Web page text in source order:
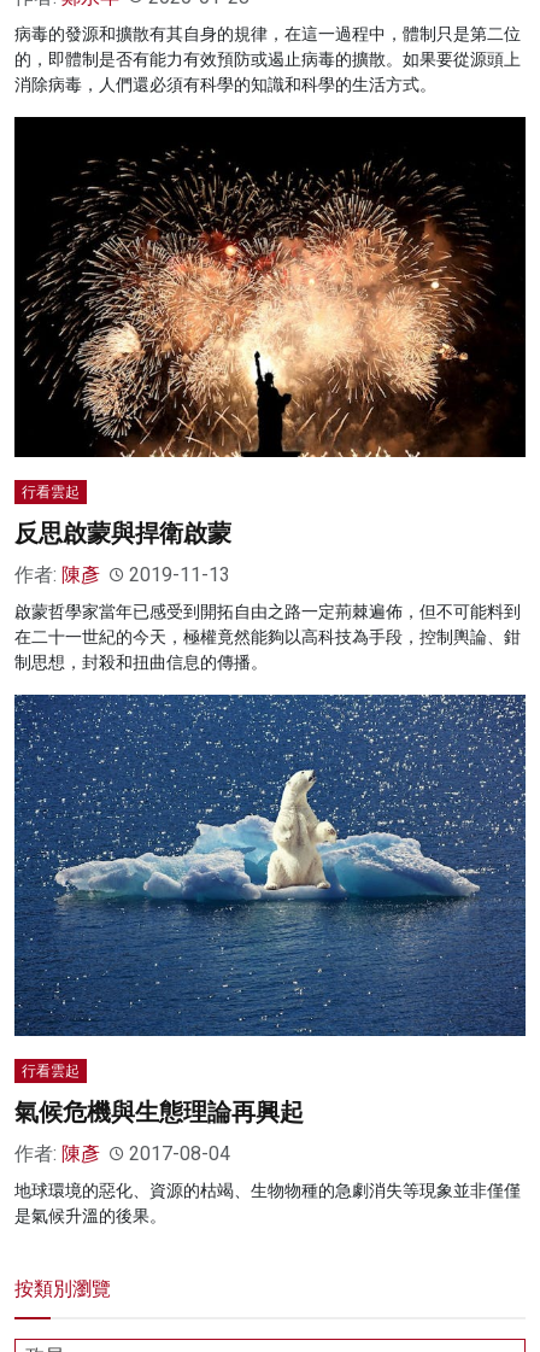
病毒的發源和擴散有其自身的規律，在這一過程中，體制只是第二位
的，即體制是否有能力有效預防或遏止病毒的擴散。如果要從源頭上
消除病毒，人們還必須有科學的知識和科學的生活方式。
行看雲起
反思啟蒙與捍衛啟蒙
作者: 陳彥 2019-11-13
啟蒙哲學家當年已感受到開拓自由之路一定荊棘遍佈，但不可能料到
在二十一世紀的今天，極權竟然能夠以高科技為手段，控制輿論、鉗
制思想，封殺和扭曲信息的傳播。
行看雲起
氣候危機與生態理論再興起
作者: 陳彥 2017-08-04
地球環境的惡化、資源的枯竭、生物物種的急劇消失等現象並非僅僅
是氣候升溫的後果。
按類別瀏覽